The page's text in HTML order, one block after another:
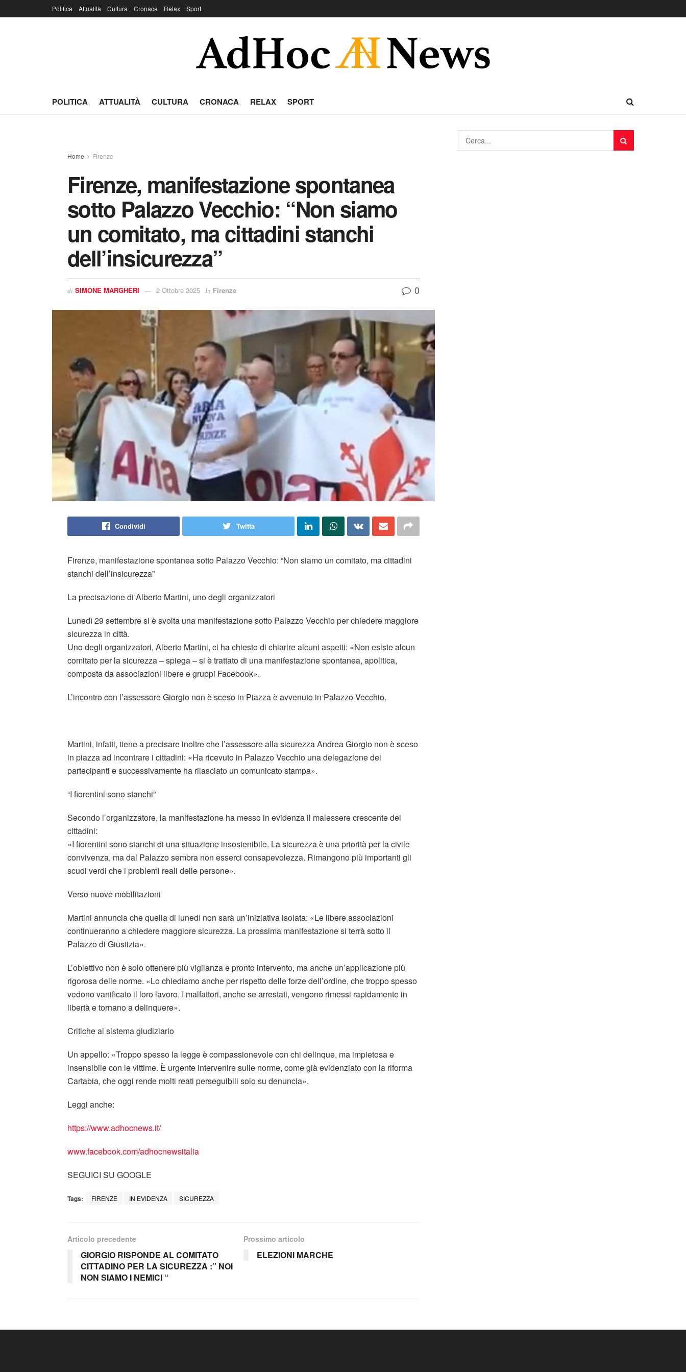
Politica Attualità Cultura Cronaca Relax Sport
POLITICA ATTUALITÀ CULTURA CRONACA RELAX SPORT
Home Firenze
Firenze, manifestazione spontanea
sotto Palazzo Vecchio: “Non siamo
un comitato, ma cittadini stanchi
dell’insicurezza”
di SIMONE MARGHERI 2 Ottobre 2025 In Firenze 0
Condividi Twitta
Firenze, manifestazione spontanea sotto Palazzo Vecchio: “Non siamo un comitato, ma cittadini
stanchi dell’insicurezza”
La precisazione di Alberto Martini, uno degli organizzatori
Lunedì 29 settembre si è svolta una manifestazione sotto Palazzo Vecchio per chiedere maggiore
sicurezza in città.
Uno degli organizzatori, Alberto Martini, ci ha chiesto di chiarire alcuni aspetti: «Non esiste alcun
comitato per la sicurezza – spiega – si è trattato di una manifestazione spontanea, apolitica,
composta da associazioni libere e gruppi Facebook».
L’incontro con l’assessore Giorgio non è sceso in Piazza è avvenuto in Palazzo Vecchio.
Martini, infatti, tiene a precisare inoltre che l’assessore alla sicurezza Andrea Giorgio non è sceso
in piazza ad incontrare i cittadini: «Ha ricevuto in Palazzo Vecchio una delegazione dei
partecipanti e successivamente ha rilasciato un comunicato stampa».
“I fiorentini sono stanchi”
Secondo l’organizzatore, la manifestazione ha messo in evidenza il malessere crescente dei
cittadini:
«I fiorentini sono stanchi di una situazione insostenibile. La sicurezza è una priorità per la civile
convivenza, ma dal Palazzo sembra non esserci consapevolezza. Rimangono più importanti gli
scudi verdi che i problemi reali delle persone».
Verso nuove mobilitazioni
Martini annuncia che quella di lunedì non sarà un’iniziativa isolata: «Le libere associazioni
continueranno a chiedere maggiore sicurezza. La prossima manifestazione si terrà sotto il
Palazzo di Giustizia».
L’obiettivo non è solo ottenere più vigilanza e pronto intervento, ma anche un’applicazione più
rigorosa delle norme. «Lo chiediamo anche per rispetto delle forze dell’ordine, che troppo spesso
vedono vanificato il loro lavoro. I malfattori, anche se arrestati, vengono rimessi rapidamente in
libertà e tornano a delinquere».
Critiche al sistema giudiziario
Un appello: «Troppo spesso la legge è compassionevole con chi delinque, ma impietosa e
insensibile con le vittime. È urgente intervenire sulle norme, come già evidenziato con la riforma
Cartabia, che oggi rende molti reati perseguibili solo su denuncia».
Leggi anche:
https://www.adhocnews.it/
www.facebook.com/adhocnewsitalia
SEGUICI SU GOOGLE
Tags: FIRENZE IN EVIDENZA SICUREZZA
Articolo precedente
GIORGIO RISPONDE AL COMITATO
CITTADINO PER LA SICUREZZA :” NOI
NON SIAMO I NEMICI “
Prossimo articolo
ELEZIONI MARCHE